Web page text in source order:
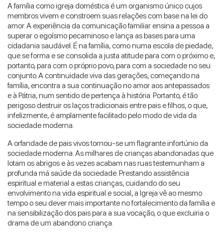
A família como igreja doméstica é um organismo único cujos
membros vivem e constroem suas relações com base na lei do
amor. A experiência da comunicação familiar ensina a pessoa a
superar o egoísmo pecaminoso e lança as bases para uma
cidadania saudável. É na família, como numa escola de piedade,
que se forma e se consolida a justa atitude para com o próximo e,
portanto, para com o próprio povo, para com a sociedade no seu
conjunto. A continuidade viva das gerações, começando na
família, encontra a sua continuação no amor aos antepassados
e à Pátria, num sentido de pertença à história. Portanto, é tão
perigoso destruir os laços tradicionais entre pais e filhos, o que,
infelizmente, é amplamente facilitado pelo modo de vida da
sociedade moderna.
A orfandade de pais vivos tornou-se um flagrante infortúnio da
sociedade moderna. As milhares de crianças abandonadas que
lotam os abrigos e às vezes acabam nas ruas testemunham a
profunda má saúde da sociedade. Prestando assistência
espiritual e material a estas crianças, cuidando do seu
envolvimento na vida espiritual e social, a Igreja vê ao mesmo
tempo o seu dever mais importante no fortalecimento da família e
na sensibilização dos pais para a sua vocação, o que excluiria o
drama de um abandono criança.